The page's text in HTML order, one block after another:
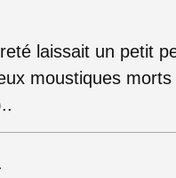
laissait un petit
moustiques